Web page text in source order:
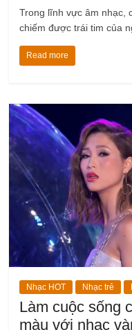
Trong lĩnh vực âm nhạc,
chiếm được trái tim của
Read more
Nhạc HOT Nhạc trẻ
Làm cuộc sống
màu với nhạc